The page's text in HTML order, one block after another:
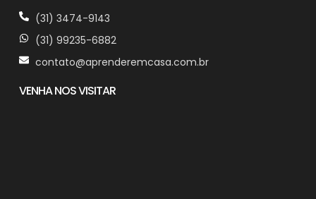
(31) 3474-9143
(31) 99235-6882
contato@aprenderemcasa.com.br
VENHA NOS VISITAR